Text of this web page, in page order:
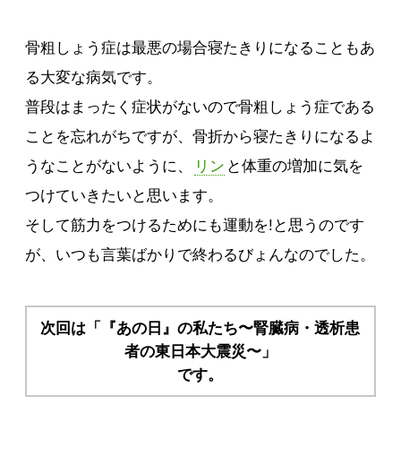
骨粗しょう症は最悪の場合寝たきりになることもあ
る大変な病気です。
普段はまったく症状がないので骨粗しょう症である
ことを忘れがちですが、骨折から寝たきりになるよ
うなことがないように、
リン と体重の増加に気を
つけていきたいと思います。
そして筋力をつけるためにも運動を!と思うのです
が、いつも言葉ばかりで終わるびょんなのでした。
次回は「『あの日』の私たち〜腎臓病・透析患
者の東日本大震災〜」
です。